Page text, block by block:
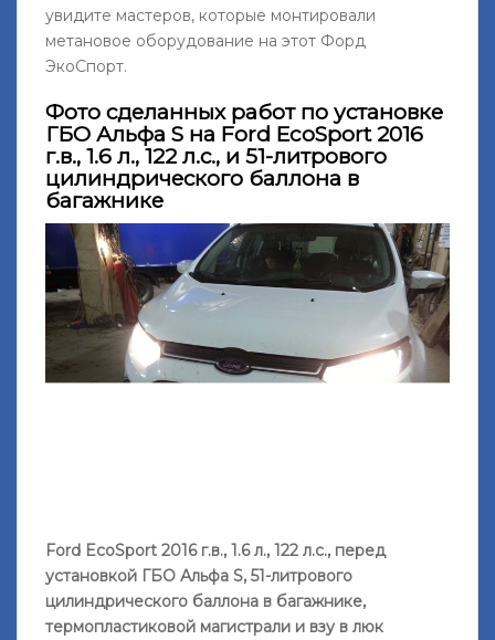
увидите мастеров, которые монтировали
метановое оборудование на этот Форд
ЭкоСпорт.
Фото сделанных работ по установке
ГБО Альфа S на Ford EcoSport 2016
г.в., 1.6 л., 122 л.с., и 51-литрового
цилиндрического баллона в
багажнике
Ford EcoSport 2016 г.в., 1.6 л., 122 л.с., перед
установкой ГБО Альфа S, 51-литрового
цилиндрического баллона в багажнике,
термопластиковой магистрали и взу в люк